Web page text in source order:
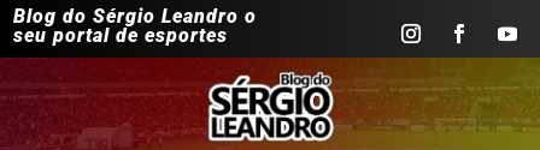
Blog do Sérgio Leandro o
seu portal de esportes